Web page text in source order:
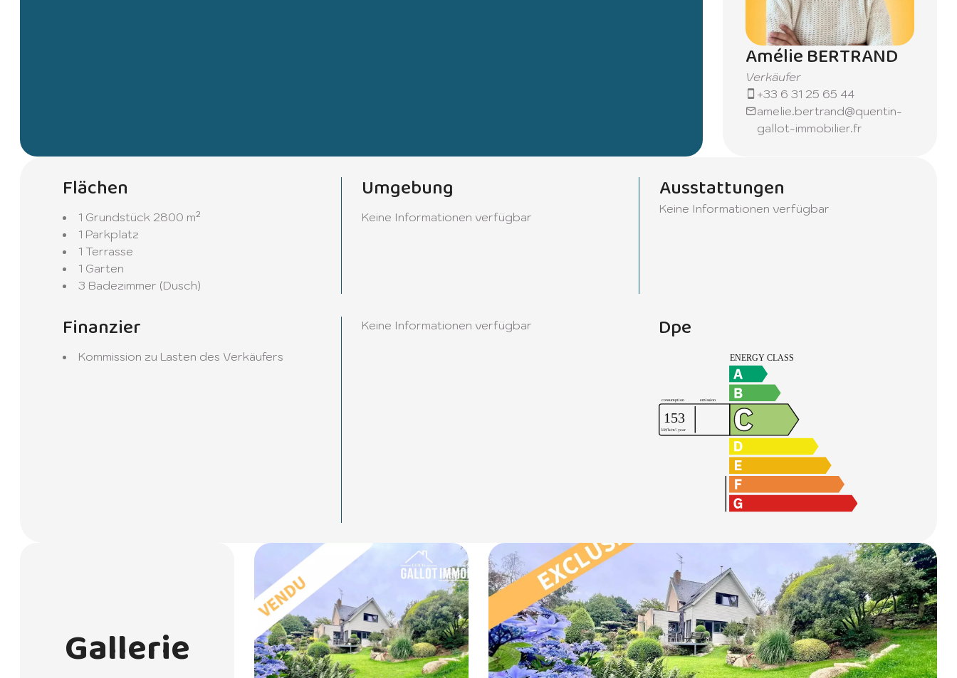
Amélie BERTRAND
Verkäufer
+33 6 31 25 65 44
amelie.bertrand@quentin-
gallot-immobilier.fr
Flächen
1 Grundstück 2800 m²
1 Parkplatz
1 Terrasse
1 Garten
3 Badezimmer (Dusch)
Umgebung
Keine Informationen verfügbar
Ausstattungen
Keine Informationen verfügbar
Finanzier
Kommission zu Lasten des Verkäufers
Keine Informationen verfügbar Dpe
Gallerie